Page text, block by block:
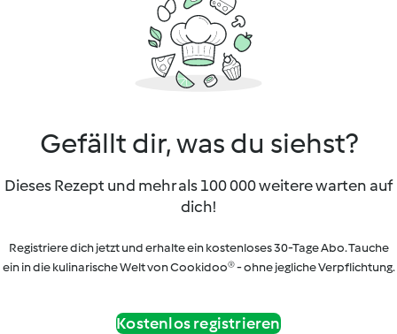
Gefällt dir, was du siehst?
Dieses Rezept und mehr als 100 000 weitere warten auf
dich!
Registriere dich jetzt und erhalte ein kostenloses 30-Tage Abo. Tauche
ein in die kulinarische Welt von Cookidoo® - ohne jegliche Verpflichtung.
Kostenlos registrieren